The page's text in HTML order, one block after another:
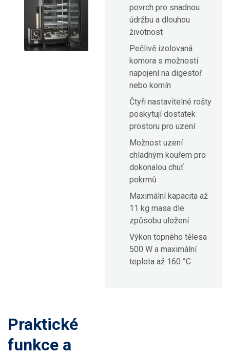
povrch pro snadnou
údržbu a dlouhou
životnost
Pečlivě izolovaná
komora s možností
napojení na digestoř
nebo komín
Čtyři nastavitelné rošty
poskytují dostatek
prostoru pro uzení
Možnost uzení
chladným kouřem pro
dokonalou chuť
pokrmů
Maximální kapacita až
11 kg masa dle
způsobu uložení
Výkon topného tělesa
500 W a maximální
teplota až 160 °C
Praktické
funkce a